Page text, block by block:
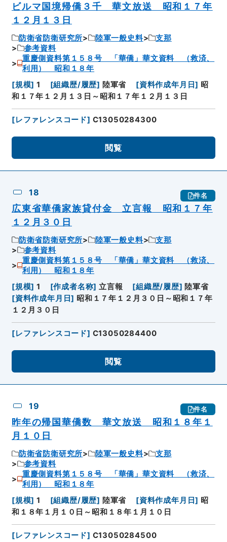
ビルマ国境帰僑３千 華文放送 昭和１７年
１２月１３日
防衛省防衛研究所 陸軍一般史料
支那
参考資料
重慶側資料第１５８号 「華僑」華文資料 （救済、
利用） 昭和１８年
[規模] 1 [組織歴/履歴] 陸軍省 [資料作成年月日] 昭
和１７年１２月１３日～昭和１７年１２月１３日
[レファレンスコード] C13050284300
閲覧
18 件名
広東省華僑家族貸付金 立言報 昭和１７年
１２月３０日
防衛省防衛研究所 陸軍一般史料
支那
参考資料
重慶側資料第１５８号 「華僑」華文資料 （救済、
利用） 昭和１８年
[規模] 1 [作成者名称] 立言報 [組織歴/履歴] 陸軍省
[資料作成年月日] 昭和１７年１２月３０日～昭和１７年
１２月３０日
[レファレンスコード] C13050284400
閲覧
19 件名
昨年の帰国華僑数 華文放送 昭和１８年１
月１０日
防衛省防衛研究所 陸軍一般史料
支那
参考資料
重慶側資料第１５８号 「華僑」華文資料 （救済、
利用） 昭和１８年
[規模] 1 [組織歴/履歴] 陸軍省 [資料作成年月日] 昭
和１８年１月１０日～昭和１８年１月１０日
[レファレンスコード] C13050284500